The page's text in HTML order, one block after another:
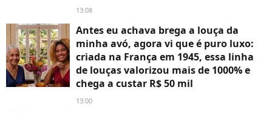
13:08
Antes eu achava brega a louça da
minha avó, agora vi que é puro luxo:
criada na França em 1945, essa linha
de louças valorizou mais de 1000% e
chega a custar R$ 50 mil
13:00